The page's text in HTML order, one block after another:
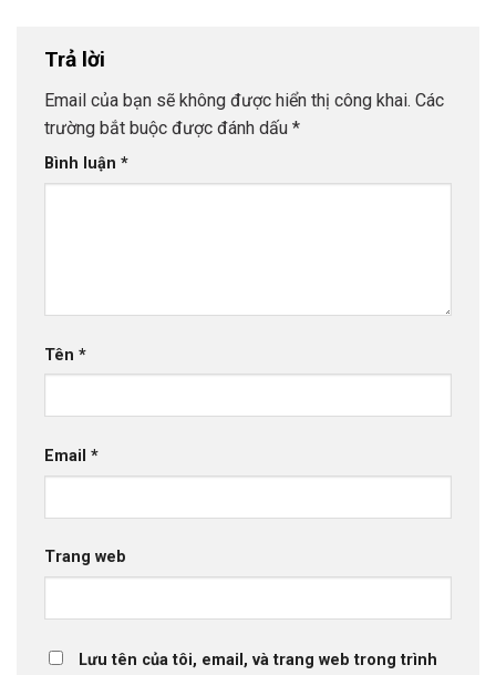
Trả lời
Email của bạn sẽ không được hiển thị công khai. Các
trường bắt buộc được đánh dấu *
Bình luận *
Tên *
Email *
Trang web
Lưu tên của tôi, email, và trang web trong trình